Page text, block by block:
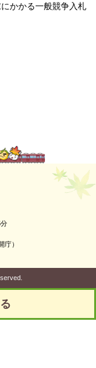
かかる一般競争入札
庁）